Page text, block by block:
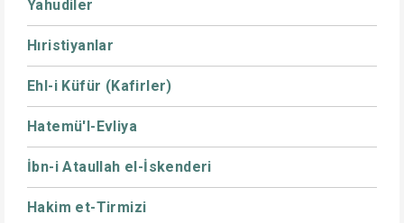
Yahudiler
Hıristiyanlar
Ehl-i Küfür (Kafirler)
Hatemü'l-Evliya
İbn-i Ataullah el-İskenderi
Hakim et-Tirmizi